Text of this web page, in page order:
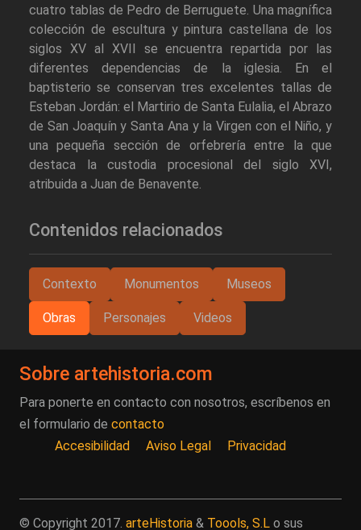
cuatro tablas de Pedro de Berruguete. Una magnífica
colección de escultura y pintura castellana de los
siglos XV al XVII se encuentra repartida por las
diferentes dependencias de la iglesia. En el
baptisterio se conservan tres excelentes tallas de
Esteban Jordán: el Martirio de Santa Eulalia, el Abrazo
de San Joaquín y Santa Ana y la Virgen con el Niño, y
una pequeña sección de orfebrería entre la que
destaca la custodia procesional del siglo XVI,
atribuida a Juan de Benavente.
Contenidos relacionados
Contexto Monumentos Museos
Obras Personajes Videos
Sobre artehistoria.com
Para ponerte en contacto con nosotros, escríbenos en
el formulario de contacto
Accesibilidad
Aviso Legal Privacidad
© Copyright 2017. arteHistoria & Toools, S.L o sus